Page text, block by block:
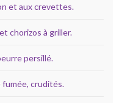
et aux crevettes.
chorizos à griller.
persillé.
fumée, crudités.